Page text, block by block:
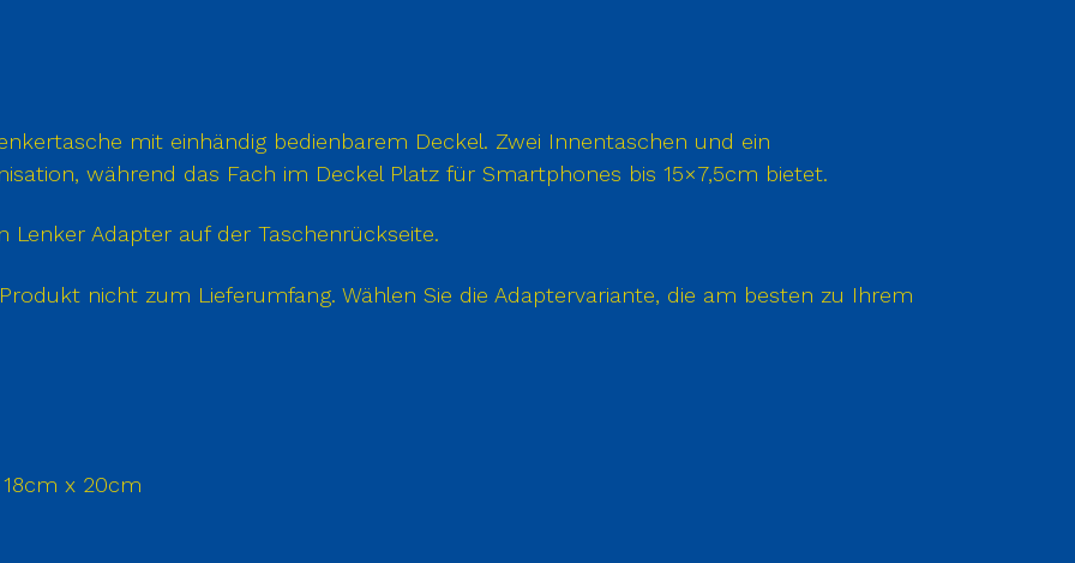
mit einhändig bedienbarem Deckel. Zwei Innentaschen und ein
während das Fach im Deckel Platz für Smartphones bis 15×7,5cm bietet.
Adapter auf der Taschenrückseite.
nicht zum Lieferumfang. Wählen Sie die Adaptervariante, die am besten zu Ihrem
x 20cm